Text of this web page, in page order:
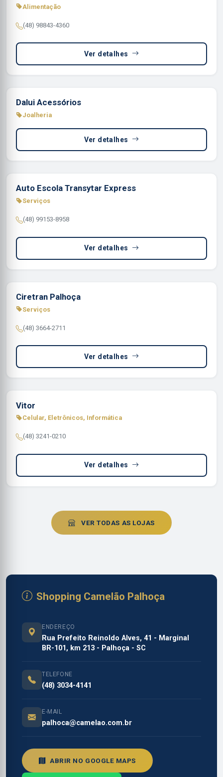
Alimentação
(48) 98843-4360
Ver detalhes
Dalui Acessórios
Joalheria
Ver detalhes
Auto Escola Transytar Express
Serviços
(48) 99153-8958
Ver detalhes
Ciretran Palhoça
Serviços
(48) 3664-2711
Ver detalhes
Vitor
Celular, Eletrônicos, Informática
(48) 3241-0210
Ver detalhes
VER TODAS AS LOJAS
Shopping Camelão Palhoça
ENDEREÇO
Rua Prefeito Reinoldo Alves, 41 - Marginal
BR-101, km 213 - Palhoça - SC
TELEFONE
(48) 3034-4141
E-MAIL
palhoca@camelao.com.br
ABRIR NO GOOGLE MAPS